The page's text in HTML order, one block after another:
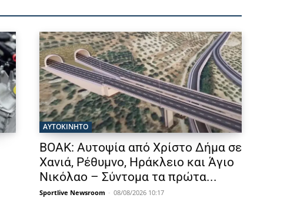
ΑΥΤΟΚΙΝΗΤΟ
ΒΟΑΚ: Αυτοψία από Χρίστο Δήμα σε
Χανιά, Ρέθυμνο, Ηράκλειο και Άγιο
Νικόλαο – Σύντομα τα πρώτα...
Sportlive Newsroom - 08/08/2026 10:17